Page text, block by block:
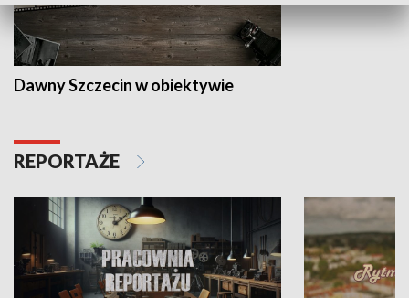
Dawny Szczecin w obiektywie
REPORTAŻE